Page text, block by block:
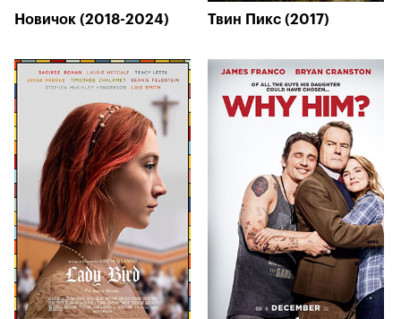
Новичок (2018-2024) Твин Пикс (2017)